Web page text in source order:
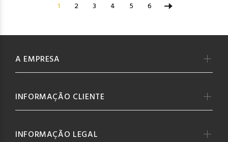
1 2 3 4 5 6
A EMPRESA
INFORMAÇÃO CLIENTE
INFORMAÇÃO LEGAL